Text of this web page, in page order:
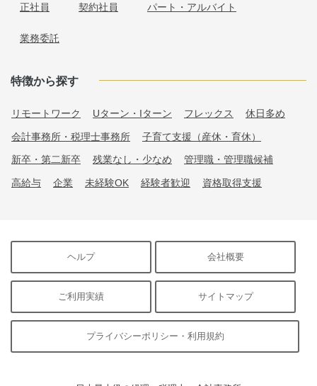
正社員 契約社員 パート・アルバイト
業務委託
特徴から探す
リモートワーク Uターン・Iターン フレックス 休日多め
会計事務所・税理士事務所 子育て支援（産休・育休）
新卒・第二新卒 残業なし・少なめ 管理職・管理職候補
高給与 企業 未経験OK 経験者歓迎 資格取得支援
ヘルプ 会社概要
ご利用実績 サイトマップ
プライバシーポリシー・利用規約